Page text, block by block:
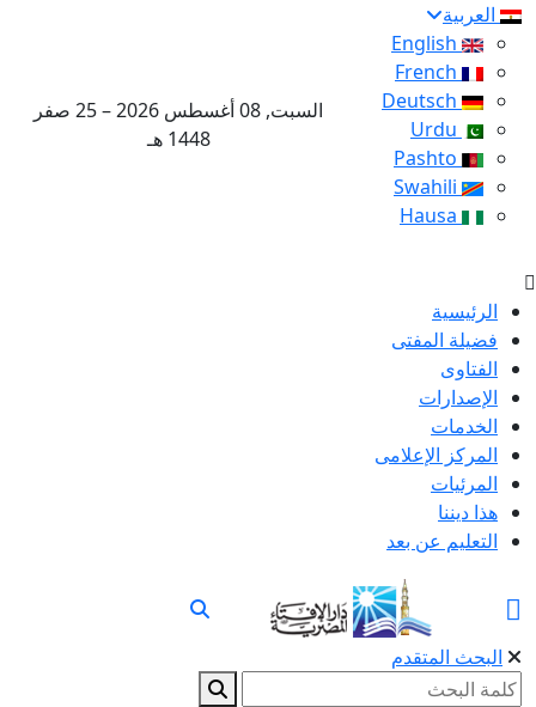
العربية
السبت, 08 أغسطس 2026 – 25 صفر
1448 هـ
الرئيسية
فضيلة المفتى
الفتاوى
الإصدارات
الخدمات
المركز الإعلامى
المرئيات
هذا ديننا
التعليم عن بعد
البحث المتقدم